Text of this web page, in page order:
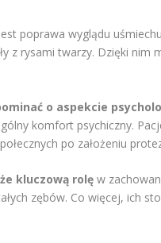
jest poprawa wyglądu
z rysami twarzy. Dzięki
o aspekcie
komfort psychiczny.
po założeniu
kluczową rolę w
zębów. Co więcej, ich